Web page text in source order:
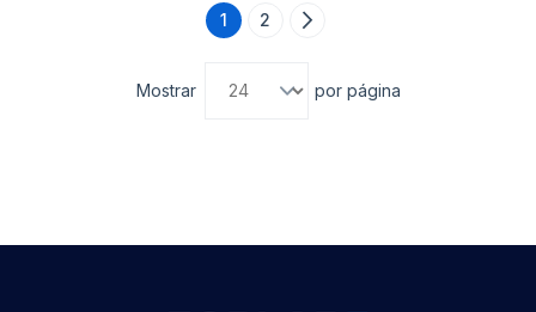
Página
1 Página
2 Página
Próximo
Mostrar por página